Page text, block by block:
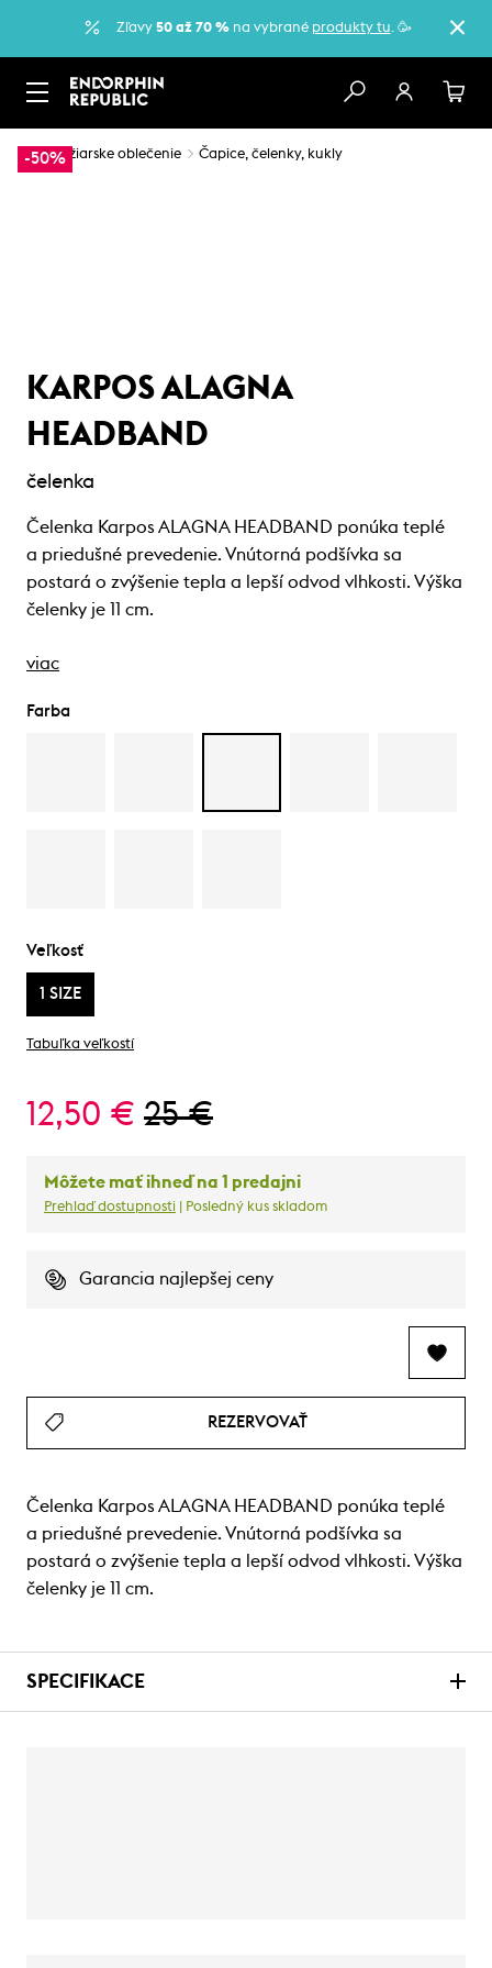
Zľavy 50 až 70 %na vybrané produkty tu. 🥳
-50%
… Lyžiarske oblečenie Čapice, čelenky, kukly
KARPOS ALAGNA
HEADBAND
čelenka
Čelenka Karpos ALAGNA HEADBAND ponúka teplé
a priedušné prevedenie. Vnútorná podšívka sa
postará o zvýšenie tepla a lepší odvod vlhkosti. Výška
čelenky je 11 cm.
viac
Farba
Veľkosť
1 SIZE
Tabuľka veľkostí
12,50 € 25 €
Môžete mať ihneď na 1 predajni
Prehlaď dostupnosti | Posledný kus skladom
Garancia najlepšej ceny
REZERVOVAŤ
Čelenka Karpos ALAGNA HEADBAND ponúka teplé
a priedušné prevedenie. Vnútorná podšívka sa
postará o zvýšenie tepla a lepší odvod vlhkosti. Výška
čelenky je 11 cm.
SPECIFIKACE